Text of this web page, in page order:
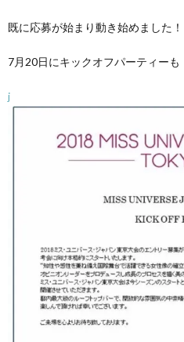
既に応募が始まり動き始めました！
7月20日にキックオフパーティーも
j